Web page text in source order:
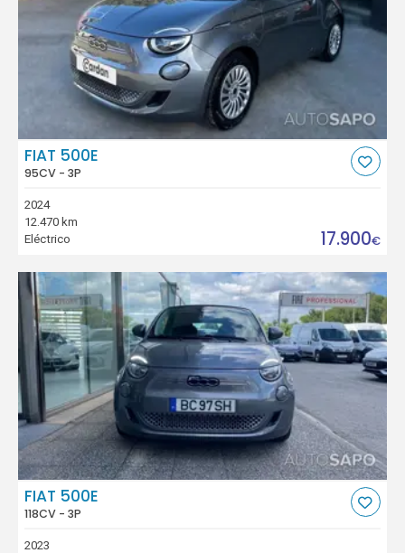
FIAT 500E
95CV - 3P
2024
12.470 km
Eléctrico
17.900€
FIAT 500E
118CV - 3P
2023